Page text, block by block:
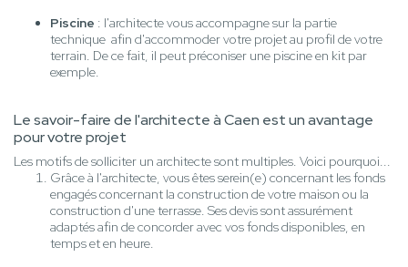
Piscine : l'architecte vous accompagne sur la partie
technique afin d'accommoder votre projet au profil de votre
terrain. De ce fait, il peut préconiser une piscine en kit par
exemple.
Le savoir-faire de l'architecte à Caen est un avantage
pour votre projet
Les motifs de solliciter un architecte sont multiples. Voici pourquoi...
Grâce à l'architecte, vous êtes serein(e) concernant les fonds
engagés concernant la construction de votre maison ou la
construction d'une terrasse. Ses devis sont assurément
adaptés afin de concorder avec vos fonds disponibles, en
temps et en heure.